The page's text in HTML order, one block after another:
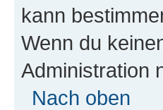
kann
Wenn du
Administration
Nach oben